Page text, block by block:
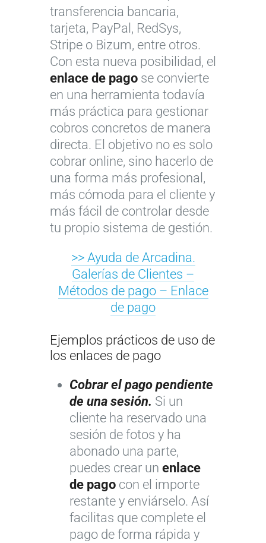
transferencia bancaria,
tarjeta, PayPal, RedSys,
Stripe o Bizum, entre otros.
Con esta nueva posibilidad, el
enlace de pago se convierte
en una herramienta todavía
más práctica para gestionar
cobros concretos de manera
directa. El objetivo no es solo
cobrar online, sino hacerlo de
una forma más profesional,
más cómoda para el cliente y
más fácil de controlar desde
tu propio sistema de gestión.
>> Ayuda de Arcadina.
Galerías de Clientes –
Métodos de pago – Enlace
de pago
Ejemplos prácticos de uso de
los enlaces de pago
Cobrar el pago pendiente
de una sesión. Si un
cliente ha reservado una
sesión de fotos y ha
abonado una parte,
puedes crear un enlace
de pago con el importe
restante y enviárselo. Así
facilitas que complete el
pago de forma rápida y